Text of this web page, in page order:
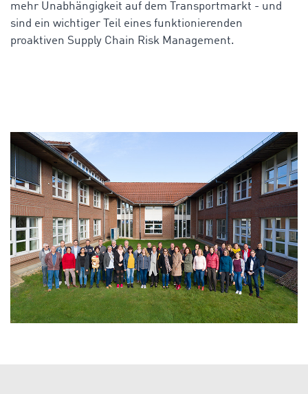
mehr Unabhängigkeit auf dem Transportmarkt - und
sind ein wichtiger Teil eines funktionierenden
proaktiven Supply Chain Risk Management.